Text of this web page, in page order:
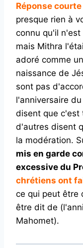
Réponse courte
presque rien à
connu qu'il
mais Mithra
adoré comme
naissance de
sont pas
l'anniversaire
disent que c'est
d'autres disent
la modération.
mis en garde
excessive du
chrétiens ont
ce qui peut être
être dit de
Mahomet).